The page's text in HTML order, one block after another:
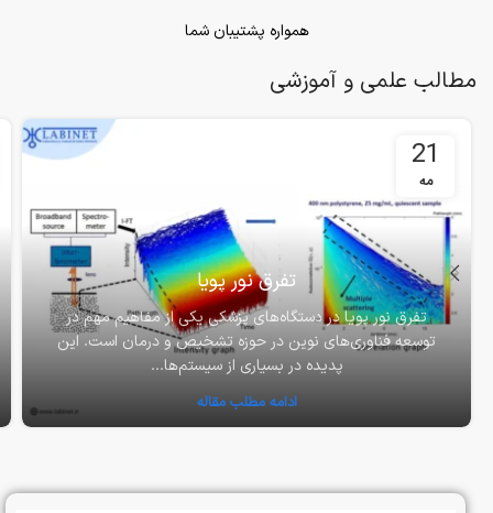
همواره پشتیبان شما
مطالب علمی و آموزشی
21
مه
تفرق نور پویا
تفرق نور پویا در دستگاه‌های پزشکی یکی از مفاهیم مهم در
توسعه فناوری‌های نوین در حوزه تشخیص و درمان است. این
پدیده در بسیاری از سیستم‌ها...
ادامه مطلب مقاله